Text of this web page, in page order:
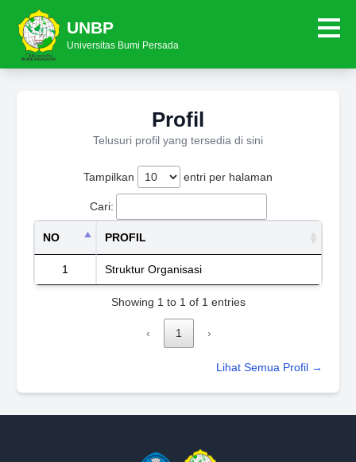
UNBP
Universitas Bumi Persada
Profil
Telusuri profil yang tersedia di sini
Tampilkan entri per halaman
Cari:
NO PROFIL
1 Struktur Organisasi
Showing 1 to 1 of 1 entries
‹ 1 ›
Lihat Semua Profil →